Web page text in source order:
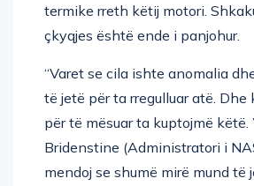
termike rreth këtij motori.
çkyqjes është ende i panjohur.
“Varet se cila ishte anomalia
të jetë për ta rregulluar atë. Dhe
për të mësuar ta kuptojmë këtë.
Bridenstine (Administratori i
mendoj se shumë mirë mund të